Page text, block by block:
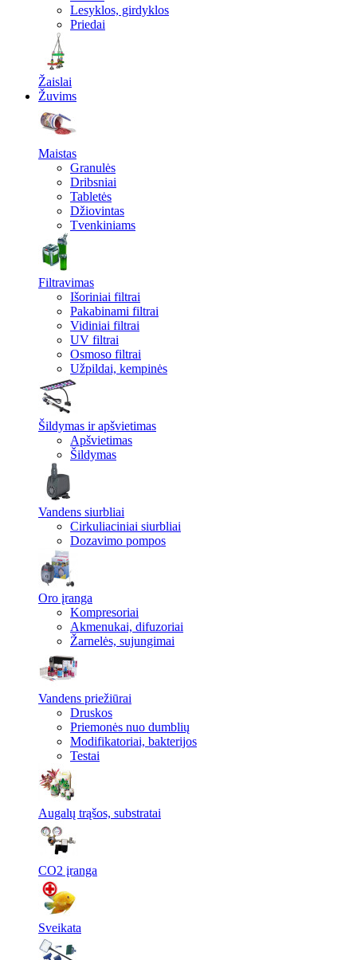
Lesyklos, girdyklos
Priedai
Žaislai
Žuvims
Maistas
Granulės
Dribsniai
Tabletės
Džiovintas
Tvenkiniams
Filtravimas
Išoriniai filtrai
Pakabinami filtrai
Vidiniai filtrai
UV filtrai
Osmoso filtrai
Užpildai, kempinės
Šildymas ir apšvietimas
Apšvietimas
Šildymas
Vandens siurbliai
Cirkuliaciniai siurbliai
Dozavimo pompos
Oro įranga
Kompresoriai
Akmenukai, difuzoriai
Žarnelės, sujungimai
Vandens priežiūrai
Druskos
Priemonės nuo dumblių
Modifikatoriai, bakterijos
Testai
Augalų trąšos, substratai
CO2 įranga
Sveikata